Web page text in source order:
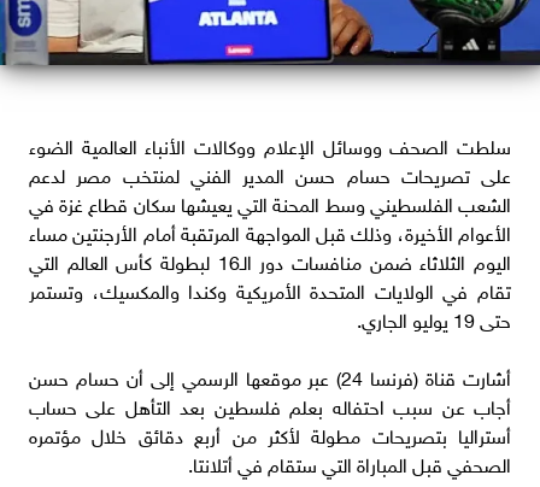
سلطت الصحف ووسائل الإعلام ووكالات الأنباء العالمية الضوء
على تصريحات حسام حسن المدير الفني لمنتخب مصر لدعم
الشعب الفلسطيني وسط المحنة التي يعيشها سكان قطاع غزة في
الأعوام الأخيرة، وذلك قبل المواجهة المرتقبة أمام الأرجنتين مساء
اليوم الثلاثاء ضمن منافسات دور الـ16 لبطولة كأس العالم التي
تقام في الولايات المتحدة الأمريكية وكندا والمكسيك، وتستمر
حتى 19 يوليو الجاري.
أشارت قناة (فرنسا 24) عبر موقعها الرسمي إلى أن حسام حسن
أجاب عن سبب احتفاله بعلم فلسطين بعد التأهل على حساب
أستراليا بتصريحات مطولة لأكثر من أربع دقائق خلال مؤتمره
الصحفي قبل المباراة التي ستقام في أتلانتا.